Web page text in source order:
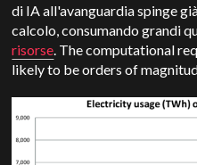
di IA all'avanguardia spinge
calcolo, consumando grandi
risorse . The computational
likely to be orders of